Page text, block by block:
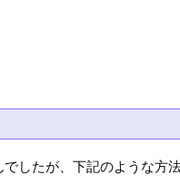
したが、下記のような方